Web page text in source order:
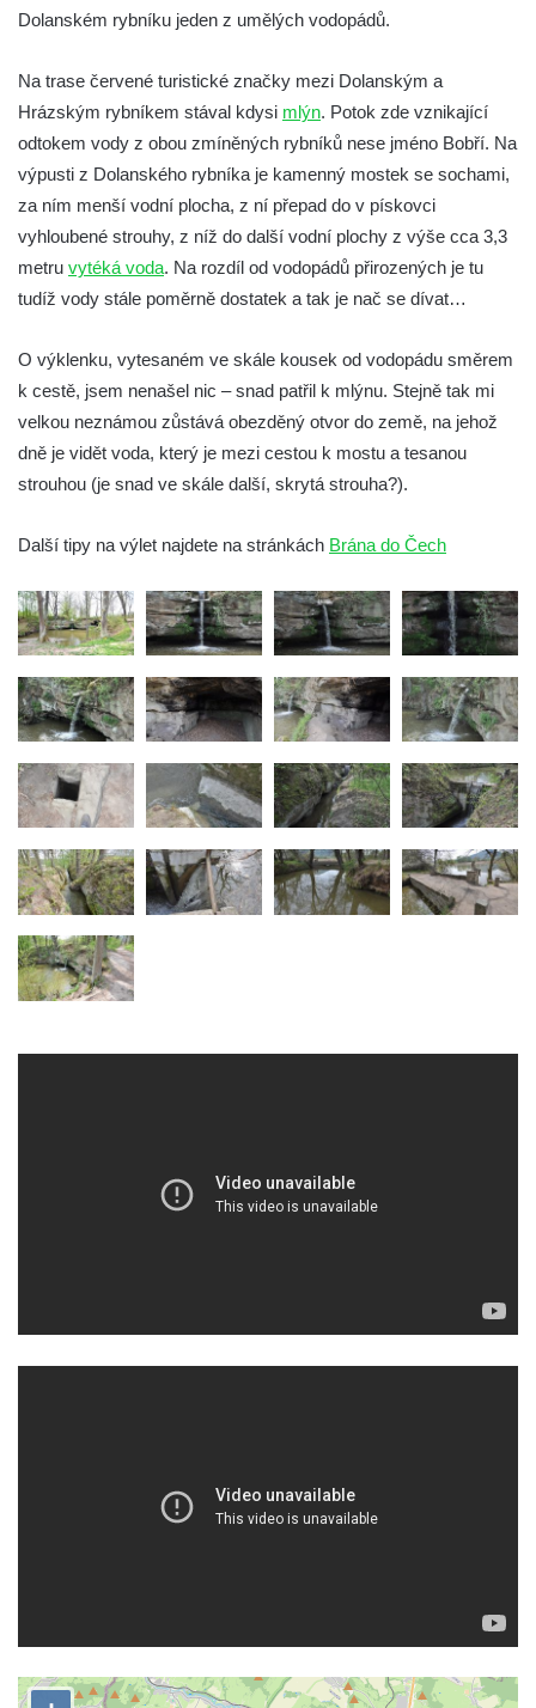
okraji Hřenska
Mattoniho vodopád na Ottově prameni v
Kyselce
Vodopád na Stříbrnickém potoku v Bertině
údolí
Peřeje na řece Smědá mezi Raspenavou a
Hejnicemi
Hřenska
Vodopády Dubiny
Vodopád pod Čertovým mlýnem u Nového
Boru
Moravanský vodopád
Kvítkovský vodopád
Horní vodopád Černé Nisy (Liberec –
Spodní vodopád Černé Nisy (Liberec –
Kateřinky)
Vodopád Velký Štolpich
Mumlavský vodopád
Kamenický (Plochý) vodopád
Vaňovský vodopád
Hrazený vodopád na Černém Štolpichu
Vodopády na Černém Štolpichu (Skok a
Olšinecký vodopád
Skleněné vodopády
Hartmanův vodopád
Mojžířské vodopády
Hamerský vodopád
Dolanském rybníku jeden z umělých vodopádů.
Na trase červené turistické značky mezi Dolanským a
Hrázským rybníkem stával kdysi mlýn. Potok zde vznikající
odtokem vody z obou zmíněných rybníků nese jméno Bobří. Na
výpusti z Dolanského rybníka je kamenný mostek se sochami,
za ním menší vodní plocha, z ní přepad do v pískovci
vyhloubené strouhy, z níž do další vodní plochy z výše cca 3,3
metru vytéká voda. Na rozdíl od vodopádů přirozených je tu
tudíž vody stále poměrně dostatek a tak je nač se dívat…
O výklenku, vytesaném ve skále kousek od vodopádu směrem
k cestě, jsem nenašel nic – snad patřil k mlýnu. Stejně tak mi
velkou neznámou zůstává obezděný otvor do země, na jehož
dně je vidět voda, který je mezi cestou k mostu a tesanou
strouhou (je snad ve skále další, skrytá strouha?).
Další tipy na výlet najdete na stránkách Brána do Čech